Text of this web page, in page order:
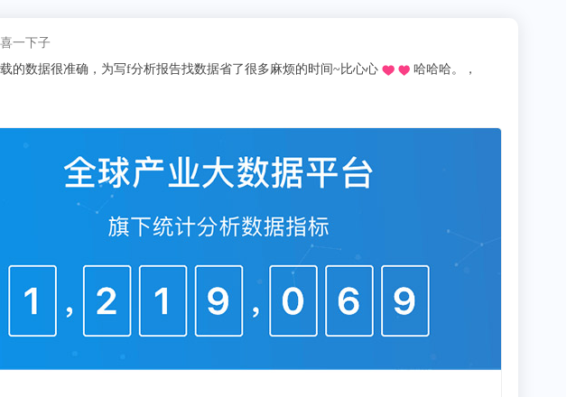
这昵称我pick了
同学推荐的o，不用去图书馆在宿舍就可以看文献写论文啦，再也不用早起去扒位23333
十分适合想偷懒的我哈哈～，不用看折磨**的英文报表简直圆满！直接问！满分满分！！！